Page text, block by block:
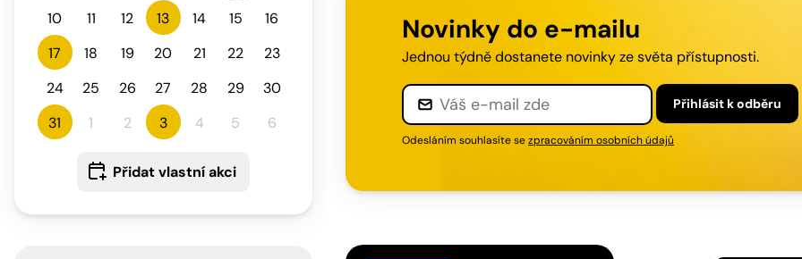
10
11 12 13 14 15
16
17
18 19 20 21 22
23
24
25 26 27 28 29
30
31
1 2 3 4 5 6
Přidat vlastní akci
Novinky do e-mailu
Jednou týdně dostanete novinky ze světa přístupnosti.
Přihlásit k odběru
Odesláním souhlasíte sezpracováním osobních údajů